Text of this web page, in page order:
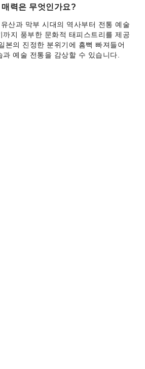
력은 무엇인가요?
산과 막부 시대의 역사부터 전통 예술
지 풍부한 문화적 태피스트리를 제공
본의 진정한 분위기에 흠뻑 빠져들어
예술 전통을 감상할 수 있습니다.